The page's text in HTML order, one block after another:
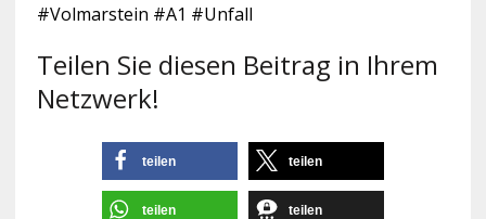
#Volmarstein #A1 #Unfall
Teilen Sie diesen Beitrag in Ihrem
Netzwerk!
teilen teilen
teilen teilen